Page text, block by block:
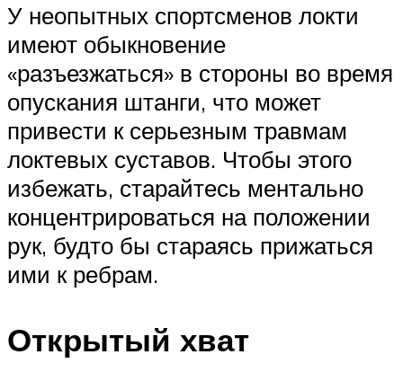
У неопытных спортсменов локти
имеют обыкновение
«разъезжаться» в стороны во время
опускания штанги, что может
привести к серьезным травмам
локтевых суставов. Чтобы этого
избежать, старайтесь ментально
концентрироваться на положении
рук, будто бы стараясь прижаться
ими к ребрам.
Открытый хват